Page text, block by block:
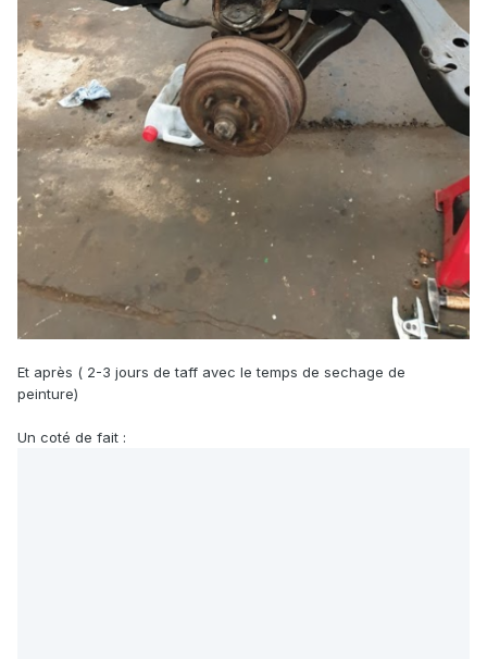
Et après ( 2-3 jours de taff avec le temps de sechage de
peinture)
Un coté de fait :